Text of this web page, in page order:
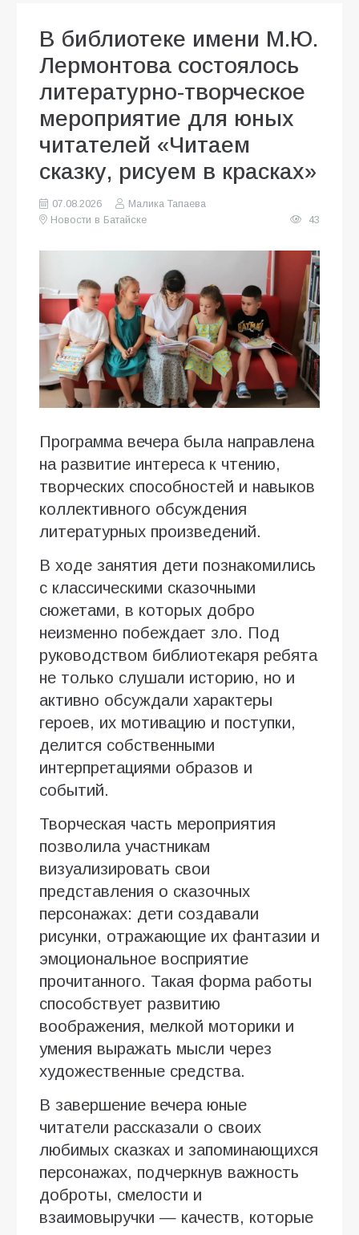
В библиотеке имени М.Ю.
Лермонтова состоялось
литературно-творческое
мероприятие для юных
читателей «Читаем
сказку, рисуем в красках»
07.08.2026
Малика Тапаева
Новости в Батайске
43
Программа вечера была направлена
на развитие интереса к чтению,
творческих способностей и навыков
коллективного обсуждения
литературных произведений.
В ходе занятия дети познакомились
с классическими сказочными
сюжетами, в которых добро
неизменно побеждает зло. Под
руководством библиотекаря ребята
не только слушали историю, но и
активно обсуждали характеры
героев, их мотивацию и поступки,
делится собственными
интерпретациями образов и
событий.
Творческая часть мероприятия
позволила участникам
визуализировать свои
представления о сказочных
персонажах: дети создавали
рисунки, отражающие их фантазии и
эмоциональное восприятие
прочитанного. Такая форма работы
способствует развитию
воображения, мелкой моторики и
умения выражать мысли через
художественные средства.
В завершение вечера юные
читатели рассказали о своих
любимых сказках и запоминающихся
персонажах, подчеркнув важность
доброты, смелости и
взаимовыручки — качеств, которые